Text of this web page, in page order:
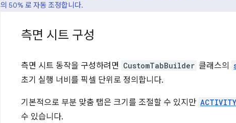
의 50% 로 자동 조정합니다.
측면 시트 구성
측면 시트 동작을 구성하려면 CustomTabBuilder 클래스의
초기 실행 너비를 픽셀 단위로 정의합니다.
기본적으로 부분 맞춤 탭은 크기를 조절할 수 있지만
수 있습니다.